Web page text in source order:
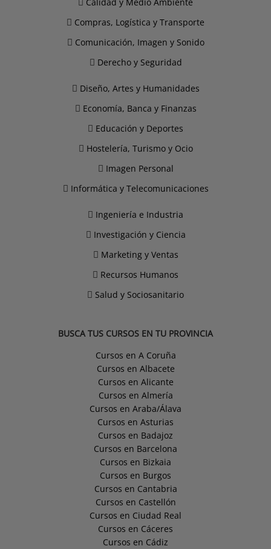
Calidad y Medio Ambiente
Compras, Logística y Transporte
Comunicación, Imagen y Sonido
Derecho y Seguridad
Diseño, Artes y Humanidades
Economía, Banca y Finanzas
Educación y Deportes
Hostelería, Turismo y Ocio
Imagen Personal
Informática y Telecomunicaciones
Ingeniería e Industria
Investigación y Ciencia
Marketing y Ventas
Recursos Humanos
Salud y Sociosanitario
BUSCA TUS CURSOS EN TU PROVINCIA
Cursos en A Coruña
Cursos en Albacete
Cursos en Alicante
Cursos en Almería
Cursos en Araba/Álava
Cursos en Asturias
Cursos en Badajoz
Cursos en Barcelona
Cursos en Bizkaia
Cursos en Burgos
Cursos en Cantabria
Cursos en Castellón
Cursos en Ciudad Real
Cursos en Cáceres
Cursos en Cádiz